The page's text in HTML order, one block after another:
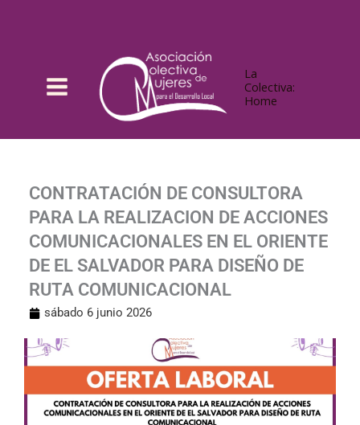
La
Colectiva:
Home
CONTRATACIÓN DE CONSULTORA
PARA LA REALIZACION DE ACCIONES
COMUNICACIONALES EN EL ORIENTE
DE EL SALVADOR PARA DISEÑO DE
RUTA COMUNICACIONAL
sábado 6 junio 2026